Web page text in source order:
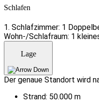
Schlafen
1. Schlafzimmer: 1
Wohn-/Schlafraum: 1
Lage
Der genaue Standort wird
Strand: 50.000 m